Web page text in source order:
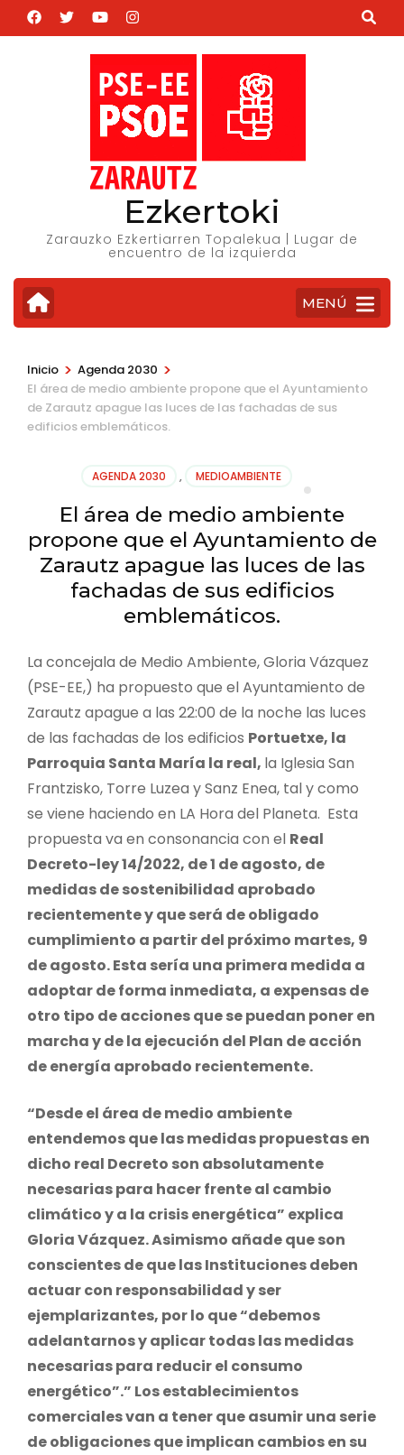
Saltar
al
Ezkertoki
Zarauzko Ezkertiarren Topalekua | Lugar de
encuentro de la izquierda
MENÚ
Inicio > Agenda 2030 >
El área de medio ambiente propone que el Ayuntamiento
de Zarautz apague las luces de las fachadas de sus
edificios emblemáticos.
AGENDA 2030 , MEDIOAMBIENTE
El área de medio ambiente
propone que el Ayuntamiento de
Zarautz apague las luces de las
fachadas de sus edificios
emblemáticos.
La concejala de Medio Ambiente, Gloria Vázquez
(PSE-EE,) ha propuesto que el Ayuntamiento de
Zarautz apague a las 22:00 de la noche las luces
de las fachadas de los edificios Portuetxe, la
Parroquia Santa María la real, la Iglesia San
Frantzisko, Torre Luzea y Sanz Enea, tal y como
se viene haciendo en LA Hora del Planeta. Esta
propuesta va en consonancia con el Real
Decreto-ley 14/2022, de 1 de agosto, de
medidas de sostenibilidad aprobado
recientemente y que será de obligado
cumplimiento a partir del próximo martes, 9
de agosto. Esta sería una primera medida a
adoptar de forma inmediata, a expensas de
otro tipo de acciones que se puedan poner en
marcha y de la ejecución del Plan de acción
de energía aprobado recientemente.
“Desde el área de medio ambiente
entendemos que las medidas propuestas en
dicho real Decreto son absolutamente
necesarias para hacer frente al cambio
climático y a la crisis energética” explica
Gloria Vázquez. Asimismo añade que son
conscientes de que las Instituciones deben
actuar con responsabilidad y ser
ejemplarizantes, por lo que “debemos
adelantarnos y aplicar todas las medidas
necesarias para reducir el consumo
energético”.” Los establecimientos
comerciales van a tener que asumir una serie
de obligaciones que implican cambios en su